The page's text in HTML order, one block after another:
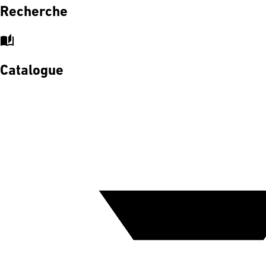
Recherche
auto_stories
Catalogue